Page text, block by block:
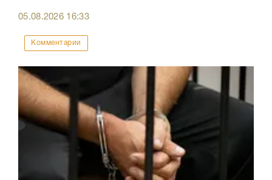
05.08.2026 16:33
Комментарии